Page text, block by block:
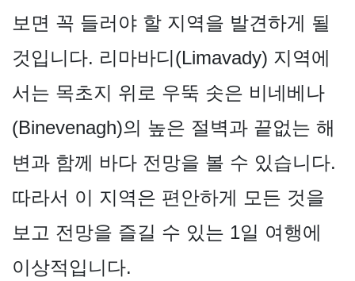
보면 꼭 들러야 할 지역을 발견하게 될
것입니다. 리마바디(Limavady) 지역에
서는 목초지 위로 우뚝 솟은 비네베나
(Binevenagh)의 높은 절벽과 끝없는 해
변과 함께 바다 전망을 볼 수 있습니다.
따라서 이 지역은 편안하게 모든 것을
보고 전망을 즐길 수 있는 1일 여행에
이상적입니다.